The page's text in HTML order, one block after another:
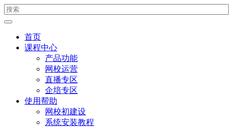
首页
课程中心
产品功能
网校运营
直播专区
企培专区
使用帮助
网校初建设
系统安装教程